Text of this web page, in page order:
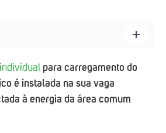
para carregamento do
é instalada na sua vaga
à energia da área comum